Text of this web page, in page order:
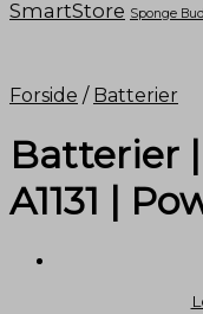
SmartStore Sponge
Forside / Batterier
Batterier
A1131 |